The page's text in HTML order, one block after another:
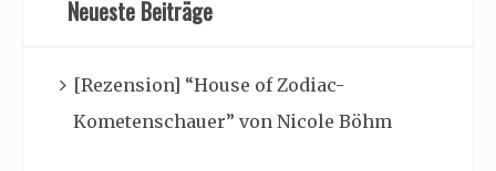
Neueste Beiträge
[Rezension] “House of Zodiac-
Kometenschauer” von Nicole Böhm